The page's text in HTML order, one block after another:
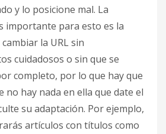
y lo posicione mal. La
importante para esto es la
la URL sin
cuidadosos o sin que se
completo, por lo que hay que
no hay nada en ella que date el
su adaptación. Por ejemplo,
artículos con títulos como